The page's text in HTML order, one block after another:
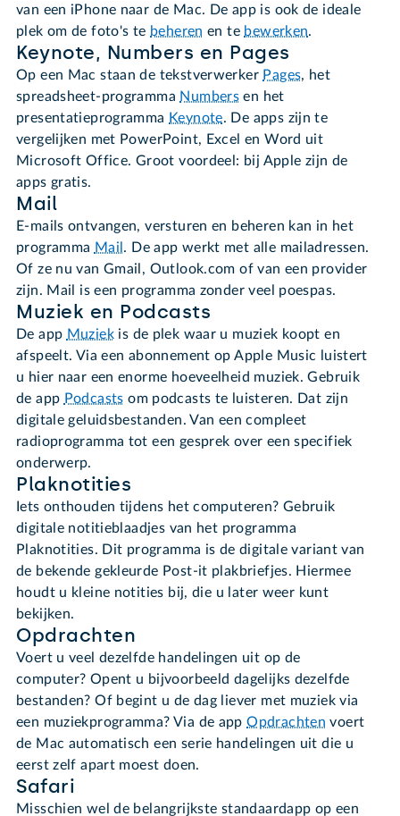
van een iPhone naar de Mac. De app is ook de ideale
plek om de foto's te beheren en te bewerken.
Keynote, Numbers en Pages
Op een Mac staan de tekstverwerker Pages, het
spreadsheet-programma Numbers en het
presentatieprogramma Keynote. De apps zijn te
vergelijken met PowerPoint, Excel en Word uit
Microsoft Office. Groot voordeel: bij Apple zijn de
apps gratis.
Mail
E-mails ontvangen, versturen en beheren kan in het
programma Mail . De app werkt met alle mailadressen.
Of ze nu van Gmail, Outlook.com of van een provider
zijn. Mail is een programma zonder veel poespas.
Muziek en Podcasts
De app Muziekis de plek waar u muziek koopt en
afspeelt. Via een abonnement op Apple Music luistert
u hier naar een enorme hoeveelheid muziek. Gebruik
de app Podcasts om podcasts te luisteren. Dat zijn
digitale geluidsbestanden. Van een compleet
radioprogramma tot een gesprek over een specifiek
onderwerp.
Plaknotities
Iets onthouden tijdens het computeren? Gebruik
digitale notitieblaadjes van het programma
Plaknotities. Dit programma is de digitale variant van
de bekende gekleurde Post-it plakbriefjes. Hiermee
houdt u kleine notities bij, die u later weer kunt
bekijken.
Opdrachten
Voert u veel dezelfde handelingen uit op de
computer? Opent u bijvoorbeeld dagelijks dezelfde
bestanden? Of begint u de dag liever met muziek via
een muziekprogramma? Via de appOpdrachten voert
de Mac automatisch een serie handelingen uit die u
eerst zelf apart moest doen.
Safari
Misschien wel de belangrijkste standaardapp op een